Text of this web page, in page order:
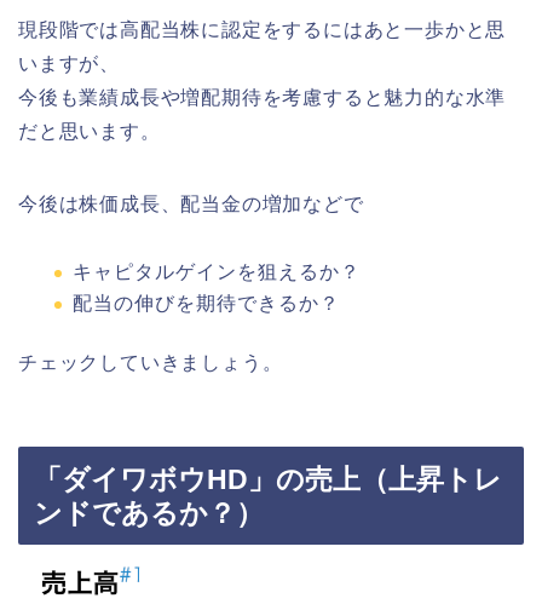
現段階では高配当株に認定をするにはあと一歩かと思
いますが、
今後も業績成長や増配期待を考慮すると魅力的な水準
だと思います。
今後は株価成長、配当金の増加などで
キャピタルゲインを狙えるか？
配当の伸びを期待できるか？
チェックしていきましょう。
「ダイワボウHD」の売上（上昇トレ
ンドであるか？）